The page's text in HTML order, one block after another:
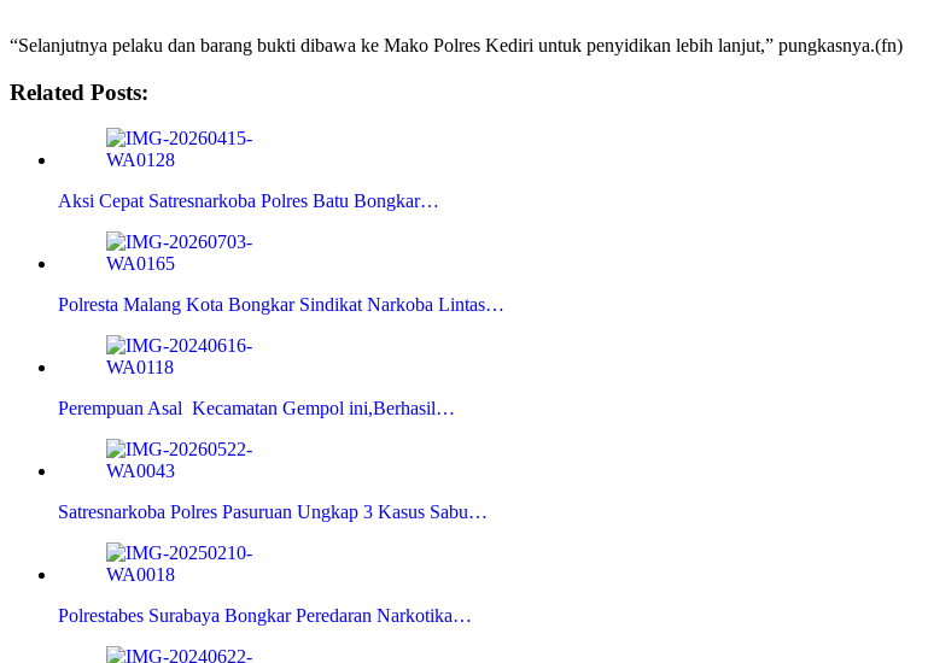
“Selanjutnya pelaku dan barang bukti dibawa ke Mako Polres Kediri untuk penyidikan lebih lanjut,” pungkasnya.(fn)
Related Posts:
Aksi Cepat Satresnarkoba Polres Batu Bongkar…
Polresta Malang Kota Bongkar Sindikat Narkoba Lintas…
Perempuan Asal Kecamatan Gempol ini,Berhasil…
Satresnarkoba Polres Pasuruan Ungkap 3 Kasus Sabu…
Polrestabes Surabaya Bongkar Peredaran Narkotika…